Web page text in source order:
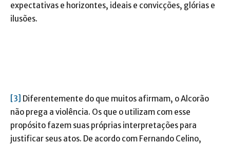
expectativas e horizontes, ideais e convicções, glórias e
ilusões.
[3]
Diferentemente do que muitos afirmam, o Alcorão
não prega a violência. Os que o utilizam com esse
propósito fazem suas próprias interpretações para
justificar seus atos. De acordo com Fernando Celino,